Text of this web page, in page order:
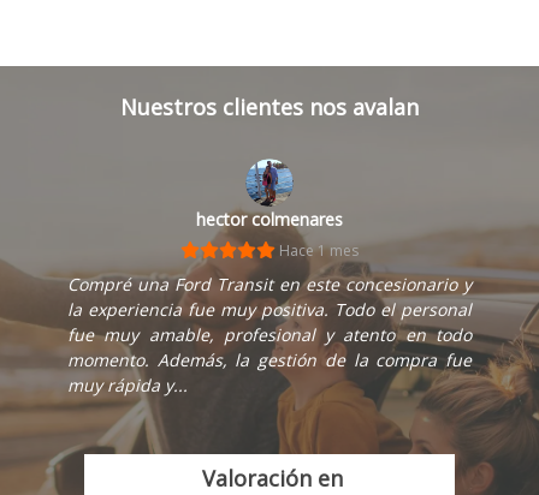
Nuestros clientes nos avalan
hector colmenares
Hace 1 mes
Compré una Ford Transit en este concesionario y
la experiencia fue muy positiva. Todo el personal
fue muy amable, profesional y atento en todo
momento. Además, la gestión de la compra fue
muy rápida y...
Valoración en